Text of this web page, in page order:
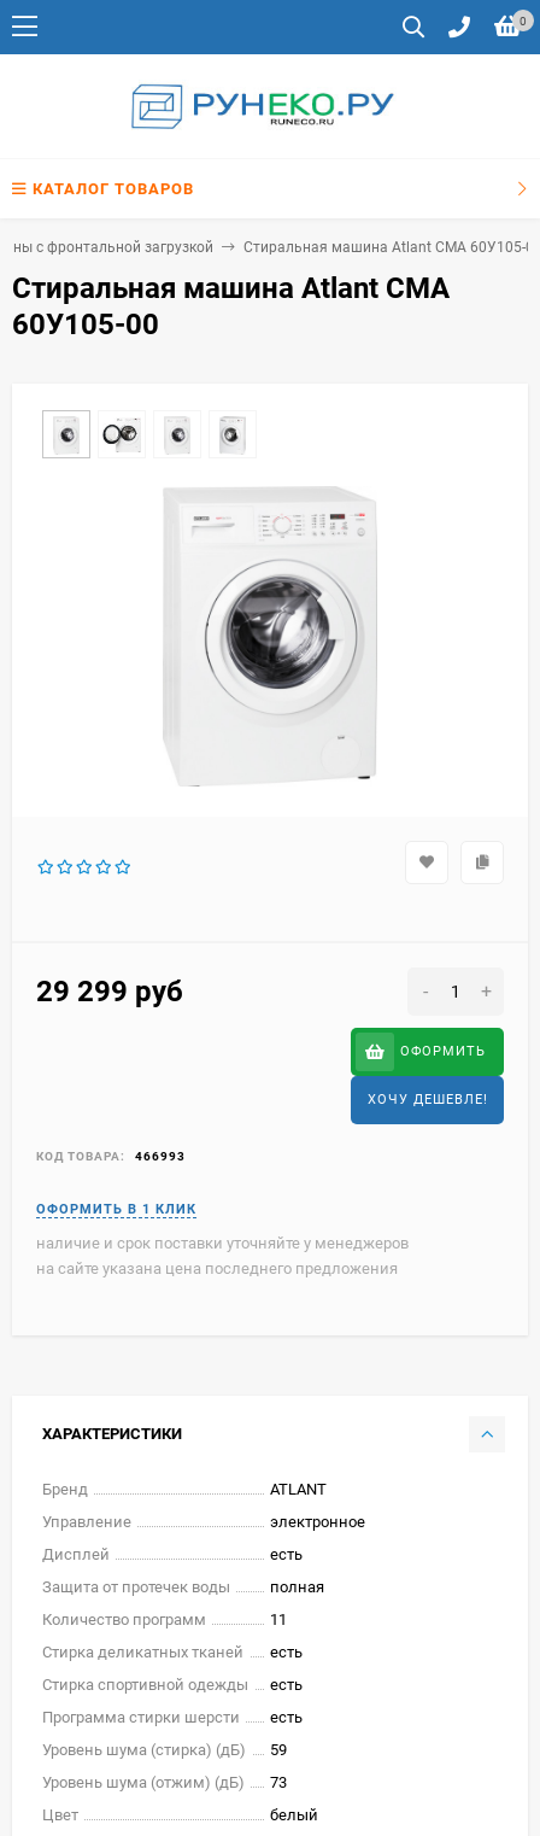
0
КАТАЛОГ ТОВАРОВ
с фронтальной загрузкой Стиральная машина Atlant СМА 60У105-
Стиральная машина Atlant СМА
60У105-00
29 299 руб - +
ОФОРМИТЬ
ХОЧУ ДЕШЕВЛЕ!
КОД ТОВАРА: 466993
наличие и срок поставки уточняйте у менеджеров
на сайте указана цена последнего предложения
ХАРАКТЕРИСТИКИ
Бренд
ATLANT
Управление
электронное
Дисплей
есть
Защита от протечек воды
полная
Количество программ
11
Стирка деликатных тканей
есть
Стирка спортивной одежды
есть
Программа стирки шерсти
есть
Уровень шума (стирка) (дБ)
59
Уровень шума (отжим) (дБ)
73
Цвет
белый